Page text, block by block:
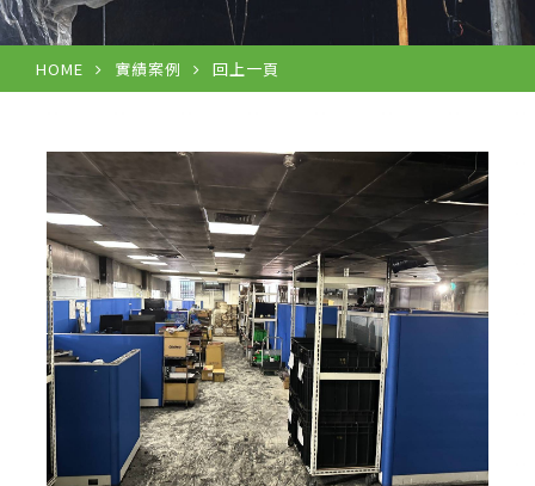
HOME 實績案例 回上一頁